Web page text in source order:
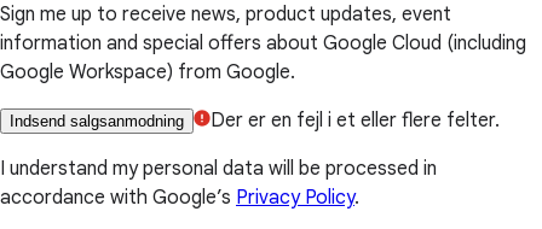
Sign me up to receive news, product updates, event
information and special offers about Google Cloud (including
Google Workspace) from Google.
Indsend salgsanmodning
Der er en fejl i et eller flere felter.
I understand my personal data will be processed in
accordance with Google’s Privacy Policy.